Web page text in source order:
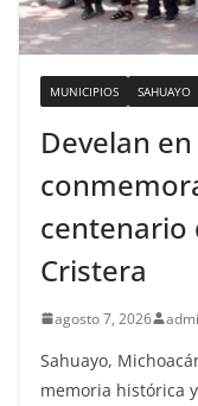
MUNICIPIOS SAHUAYO
Develan
centenario
Cristera
agosto 7, 2026
Sahuayo,
memoria histórica